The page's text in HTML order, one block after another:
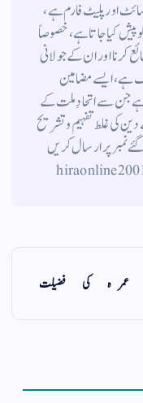
اور پلیٹ فارم ہے ،
کیا جاتا ہے ، خصوصاً
کرنا اور ان کے جولانی
ہے ، ایسے مضامین
جن سے اتحادِ ملت کے
کی غلط تفہیم وتشریح
نمبر پر ارسال کریں
کی فضیلت